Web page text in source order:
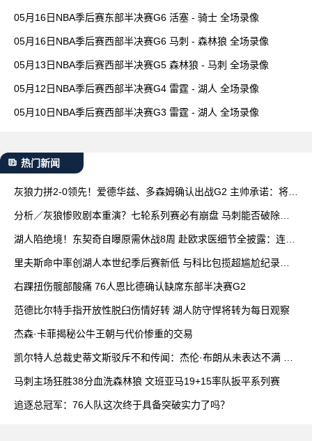
05月16日NBA季后赛东部半决赛G6 活塞 - 骑士 全场录像
05月16日NBA季后赛西部半决赛G6 马刺 - 森林狼 全场录像
05月13日NBA季后赛西部半决赛G5 森林狼 - 马刺 全场录像
05月12日NBA季后赛西部半决赛G4 雷霆 - 湖人 全场录像
05月10日NBA季后赛西部半决赛G3 雷霆 - 湖人 全场录像
热门新闻
灰狼力拼2-0领先！爱德华兹、多森姆确认出战G2 主帅承诺：将增
分析／灰狼惨败剧本重演？七轮系列赛必有崩盘 马刺能否破除魔
湖人陷绝境！东契奇自曝原需休战8周 赴欧求医细节全披露：连打
里夫斯命中率创湖人本世纪季后赛新低 与科比包揽超尴尬纪录前
右踝扭伤髋部酸痛 76人恩比德确认缺席东部半决赛G2
范德比尔特手指开放性脱臼伤情好转 湖人防守悍将转为每日观察
杰森·卡菲揭秘公牛王朝与代价惨重的交易
凯尔特人总裁史蒂文斯驳斥不和传闻：杰伦·布朗从未表达不满 双
马刺主场狂胜38分血洗森林狼 文班亚马19+15率队扳平系列赛
追逐总冠军：76人队这次终于具备突破实力了吗？